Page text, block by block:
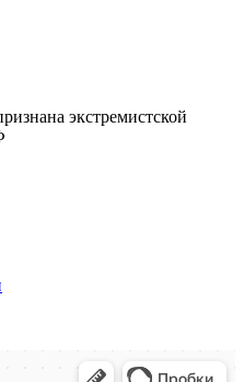
экстремистской